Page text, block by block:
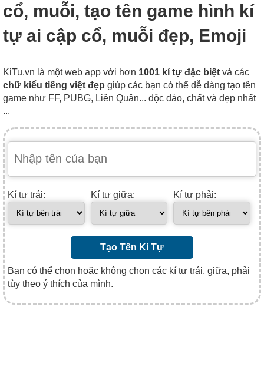
cổ, muỗi, tạo tên game hình kí
tự ai cập cổ, muỗi đẹp, Emoji
KiTu.vn là một web app với hơn 1001 kí tự đặc biệt và các
chữ kiểu tiếng việt đẹp giúp các bạn có thể dễ dàng tạo tên
game như FF, PUBG, Liên Quân... độc đáo, chất và đẹp nhất
...
Kí tự trái: Kí tự giữa: Kí tự phải:
Tạo Tên Kí Tự
Bạn có thể chọn hoặc không chọn các kí tự trái, giữa, phải
tùy theo ý thích của mình.